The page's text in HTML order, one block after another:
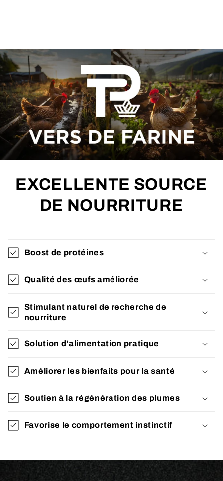
EXCELLENTE SOURCE
DE NOURRITURE
Boost de protéines
Qualité des œufs améliorée
Stimulant naturel de recherche de
nourriture
Solution d'alimentation pratique
Améliorer les bienfaits pour la santé
Soutien à la régénération des plumes
Favorise le comportement instinctif